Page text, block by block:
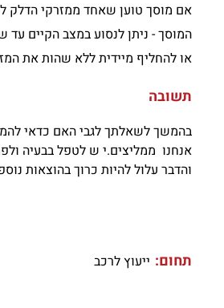
אם מוסך טוען שאחד ממזרקי הדלק
המוסך - ניתן לנסוע במצב הקיים
או להחליף מיידית ללא שהות את
תשובה
בהמשך לשאלתך לגבי האם כדאי
אנחנו ממליצים.י ש לטפל בבעיה
והדבר עלול להיות כרוך בהוצאות
תחום: ייעוץ לרכב